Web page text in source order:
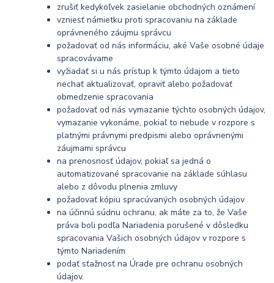
zrušiť kedykoľvek zasielanie obchodných oznámení
vzniesť námietku proti spracovaniu na základe
oprávneného záujmu správcu
požadovať od nás informáciu, aké Vaše osobné údaje
spracovávame
vyžiadať si u nás prístup k týmto údajom a tieto
nechať aktualizovať, opraviť alebo požadovať
obmedzenie spracovania
požadovať od nás vymazanie týchto osobných údajov,
vymazanie vykonáme, pokiaľ to nebude v rozpore s
platnými právnymi predpismi alebo oprávnenými
záujmami správcu
na prenosnosť údajov, pokiaľ sa jedná o
automatizované spracovanie na základe súhlasu
alebo z dôvodu plnenia zmluvy
požadovať kópiu spracúvaných osobných údajov
na účinnú súdnu ochranu, ak máte za to, že Vaše
práva boli podľa Nariadenia porušené v dôsledku
spracovania Vašich osobných údajov v rozpore s
týmto Nariadením
podať sťažnosť na Úrade pre ochranu osobných
údajov.